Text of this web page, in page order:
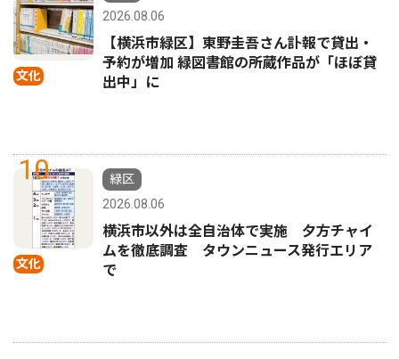
文化
2026.08.06
【横浜市緑区】東野圭吾さん訃報で貸出・
予約が増加 緑図書館の所蔵作品が「ほぼ貸
出中」に
10
文化
緑区
2026.08.06
横浜市以外は全自治体で実施 夕方チャイ
ムを徹底調査 タウンニュース発行エリア
で